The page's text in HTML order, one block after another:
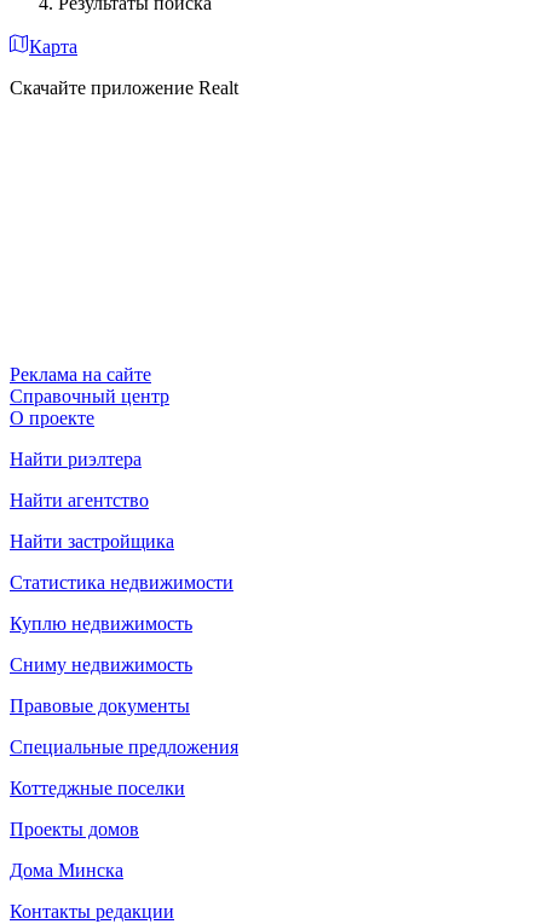
Карта
Скачайте приложение Realt
Реклама на сайте
Справочный центр
О проекте
Найти риэлтера
Найти агентство
Найти застройщика
Статистика недвижимости
Куплю недвижимость
Сниму недвижимость
Правовые документы
Специальные предложения
Коттеджные поселки
Проекты домов
Дома Минска
Контакты редакции